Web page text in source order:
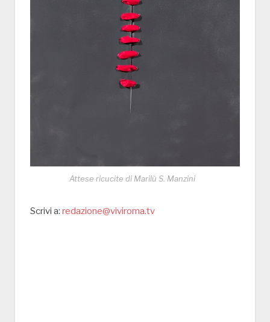
Attese ricucite di Marilù S. Manzini
Scrivi a: redazione@viviroma.tv